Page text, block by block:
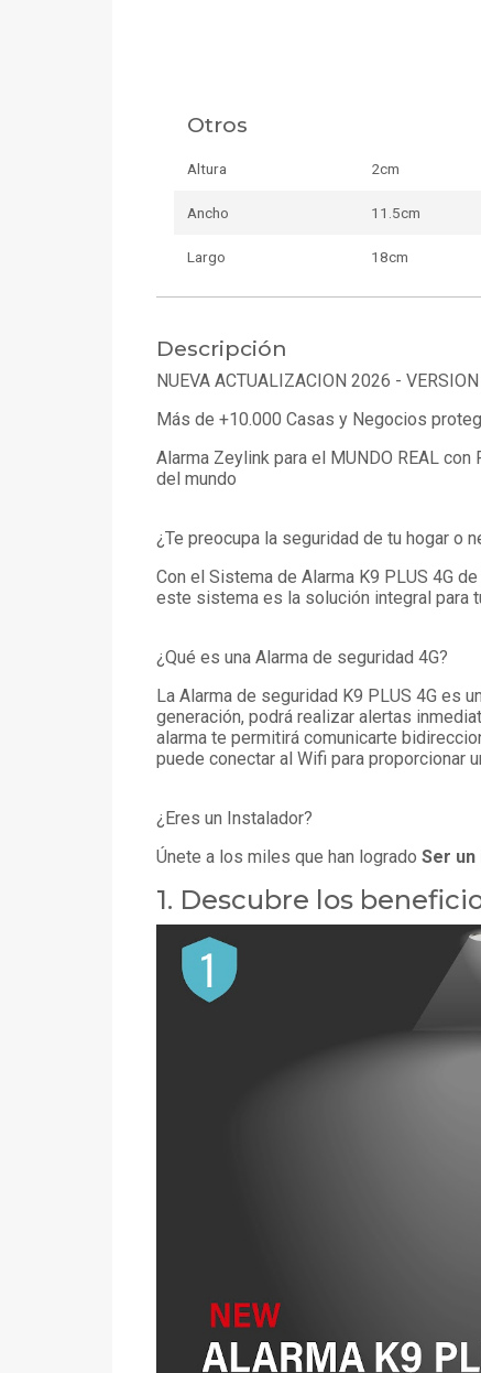
Otros
Altura 2cm
Ancho 11.5cm
Largo 18cm
Descripción
NUEVA ACTUALIZACION 2026 -
Más de +10.000 Casas y Negocios
Alarma Zeylink para el MUNDO REAL
del mundo
¿Te preocupa la seguridad de tu hogar o
Con el Sistema de Alarma K9 PLUS 4G
este sistema es la solución integral para
¿Qué es una Alarma de seguridad 4G?
La Alarma de seguridad K9 PLUS 4G es
generación, podrá realizar alertas
alarma te permitirá comunicarte
puede conectar al Wifi para proporcionar
¿Eres un Instalador?
Únete a los miles que han logrado Ser
1. Descubre los